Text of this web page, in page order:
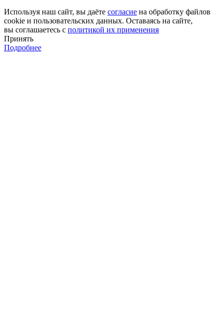
Используя наш сайт, вы даёте согласие на обработку файлов
cookie и пользовательских данных. Оставаясь на сайте,
вы соглашаетесь с политикой их применения
Принять
Подробнее